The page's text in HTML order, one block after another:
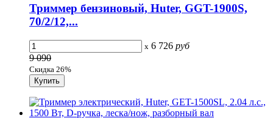
Триммер бензиновый, Huter, GGT-1900S,
70/2/12,...
x 6 726 руб
9 090
Скидка 26%